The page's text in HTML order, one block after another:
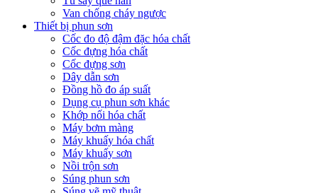
Van chống cháy ngược
Thiết bị phun sơn
Cốc đo độ đậm đặc hóa chất
Cốc đựng hóa chất
Cốc đựng sơn
Dây dẫn sơn
Đồng hồ đo áp suất
Dụng cụ phun sơn khác
Khớp nối hóa chất
Máy bơm màng
Máy khuấy hóa chất
Máy khuấy sơn
Nồi trộn sơn
Súng phun sơn